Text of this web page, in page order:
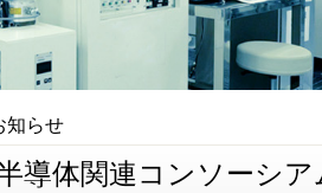
知らせ
導体関連コンソーシ